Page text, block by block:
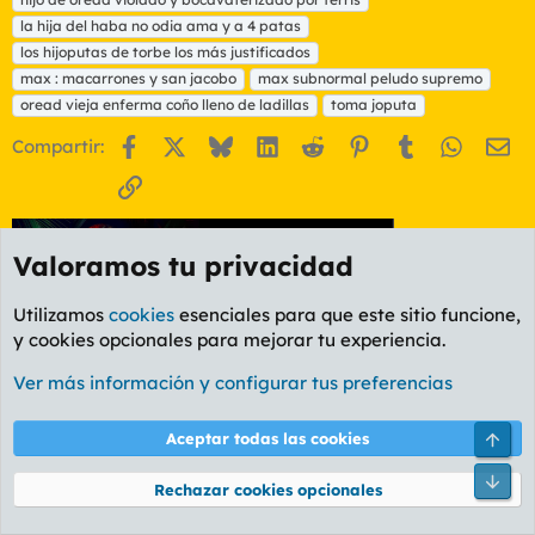
t
a
s
la hija del haba no odia ama y a 4 patas
los hijoputas de torbe los más justificados
max : macarrones y san jacobo
max subnormal peludo supremo
oread vieja enferma coño lleno de ladillas
toma joputa
Compartir: Facebook BlueskyLinkedIn
Reddit Pinterest
Tumblr
Enlace
Foro General
PL OLDSTYLE AMARILLO
Cambiar fuente
Español (ES)
Términos y reglas Política de privacidad Ayuda
R
Valoramos tu privacidad
Utilizamos cookies esenciales para que este sitio funcione,
y cookies opcionales para mejorar tu experiencia.
Ver más información y configurar tus preferencias
Aceptar todas las cookies
Rechazar cookies opcionales
Pie